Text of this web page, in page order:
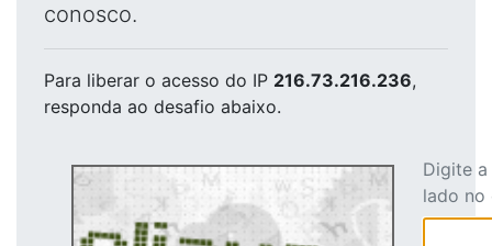
conosco.
Para liberar o acesso do IP 216.73.216.236,
responda ao desafio abaixo.
Digite
lado no